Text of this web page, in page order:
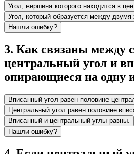
Угол, вершина которого находится в
Угол, который образуется между двумя
Нашли ошибку?
3. Как связаны между
центральный угол и
опирающиеся на одну
Вписанный угол равен половине
Центральный угол равен половине
Вписанный и центральный углы равны.
Нашли ошибку?